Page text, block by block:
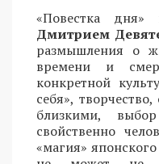
«Повестка дня»
Дмитрием
размышления о
времени и
конкретной
себя»,
близкими,
свойственно
«магия»